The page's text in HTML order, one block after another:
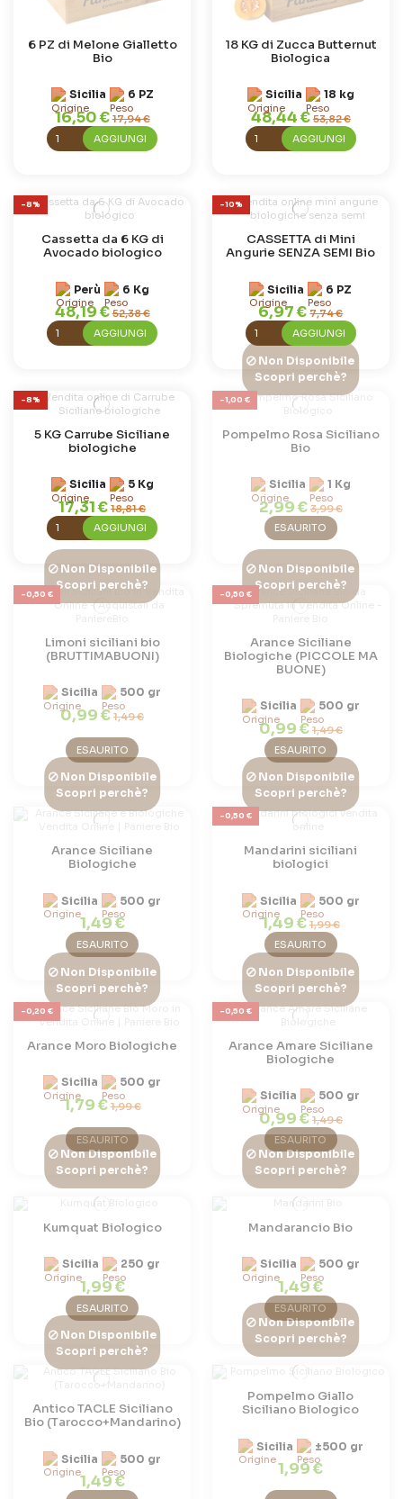
6 PZ di Melone Gialletto
Bio
Sicilia 6 PZ
16,50 €17,94 €
AGGIUNGI
18 KG di Zucca Butternut
Biologica
Sicilia 18 kg
48,44 € 53,82 €
AGGIUNGI
-8%
Cassetta da 6 KG di
Avocado biologico
Perù 6 Kg
48,19 €52,38 €
AGGIUNGI
-10%
CASSETTA di Mini
Angurie SENZA SEMI Bio
Sicilia 6 PZ
6,97 €7,74 €
AGGIUNGI
-8%
5 KG Carrube Siciliane
biologiche
Sicilia 5 Kg
17,31 €18,81 €
AGGIUNGI
-1,00 €
Non Disponibile
Scopri perchè?
Pompelmo Rosa Siciliano
Bio
Sicilia 1 Kg
2,99 € 3,99 €
ESAURITO
-0,50 €
Non Disponibile
Scopri perchè?
Limoni siciliani bio
(BRUTTIMABUONI)
Sicilia 500 gr
0,99 €1,49 €
ESAURITO
-0,50 €
Non Disponibile
Scopri perchè?
Arance Siciliane
Biologiche (PICCOLE MA
BUONE)
Sicilia 500 gr
0,99 €1,49 €
ESAURITO
Non Disponibile
Scopri perchè?
Arance Siciliane
Biologiche
Sicilia 500 gr
1,49 €
ESAURITO
-0,50 €
Non Disponibile
Scopri perchè?
Mandarini siciliani
biologici
Sicilia 500 gr
1,49 €1,99 €
ESAURITO
-0,20 €
Non Disponibile
Scopri perchè?
Arance Moro Biologiche
Sicilia 500 gr
1,79 €1,99 €
ESAURITO
-0,50 €
Non Disponibile
Scopri perchè?
Arance Amare Siciliane
Biologiche
Sicilia 500 gr
0,99 €1,49 €
ESAURITO
Non Disponibile
Scopri perchè?
Kumquat Biologico
Sicilia 250 gr
1,99 €
ESAURITO
Non Disponibile
Scopri perchè?
Mandarancio Bio
Sicilia 500 gr
1,49 €
ESAURITO
Non Disponibile
Scopri perchè?
Antico TACLE Siciliano
Bio (Tarocco+Mandarino)
Sicilia 500 gr
1,49 €
Non Disponibile
Scopri perchè?
Pompelmo Giallo
Siciliano Biologico
Sicilia ±500 gr
1,99 €